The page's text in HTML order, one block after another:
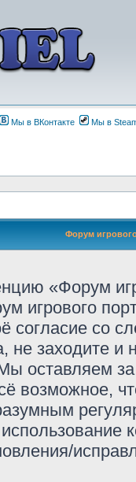
Мы в ВКонтакте Мы в
Форум
«Форум
игрового
согласие со
не заходите и
оставляем
возможное,